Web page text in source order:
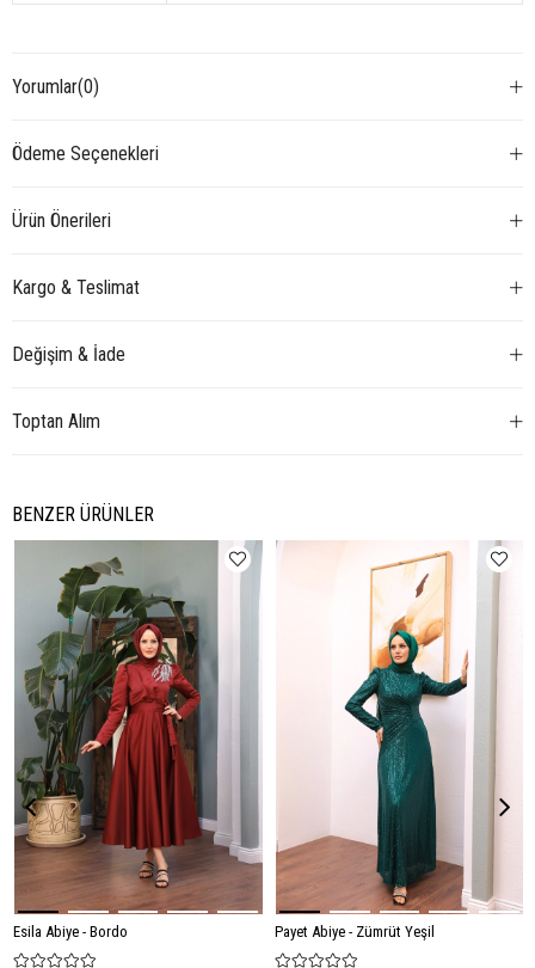
Yorumlar(0)
Ödeme Seçenekleri
Ürün Önerileri
Kargo & Teslimat
Değişim & İade
Toptan Alım
BENZER ÜRÜNLER
Esila Abiye - Bordo Payet Abiye - Zümrüt Yeşil